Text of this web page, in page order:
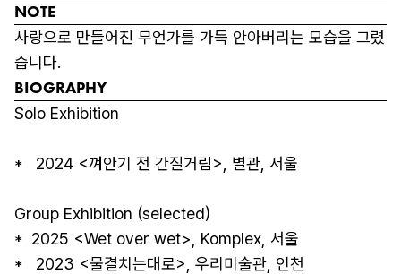
NOTE
사랑으로 만들어진 무언가를 가득 안아버리는 모습을 그렸
습니다.
BIOGRAPHY
Solo Exhibition
*   2024 <껴안기 전 간질거림>, 별관, 서울
Group Exhibition (selected)
*  2025 <Wet over wet>, Komplex, 서울
*   2023 <물결치는대로>, 우리미술관, 인천